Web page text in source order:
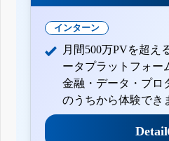
インターン
月間500万PVを超え
ータプラットフォー
金融・データ・プロ
のうちから体験でき
Detail